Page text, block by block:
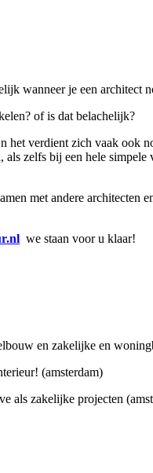
wanneer je een
of is dat belachelijk?
verdient zich vaak ook
zelfs bij een hele
met andere
we staan voor u klaar!
en zakelijke en
(amsterdam)
als zakelijke projecten